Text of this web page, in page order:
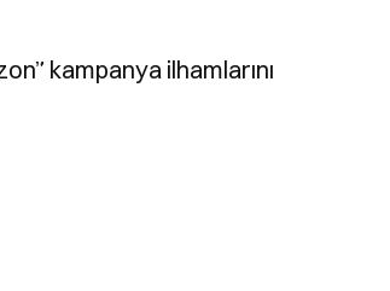
kampanya ilhamlarını